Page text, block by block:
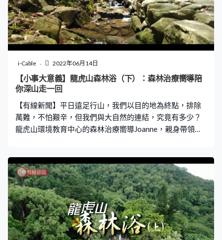
i-Cable 2022年06月14日
【小事大意義】龍虎山森林浴（下）：森林治療嚮導陪
你深山走一回
【有線新聞】平日遠足行山，我們以目的地為終點，排除
萬難，不怕艱辛，但我們與大自然的連結，究竟有多少？
龍虎山環境教育中心的森林治療嚮導Joanne，親身帶領我
「洗禮」。 嚮導還邀請大家一同尋找山中「寶物」，和大
自然的景物「交朋友」，究竟是如何做到？參加者又有甚
麼切身體會？為何嚮導會說：森林浴可隨時發生？